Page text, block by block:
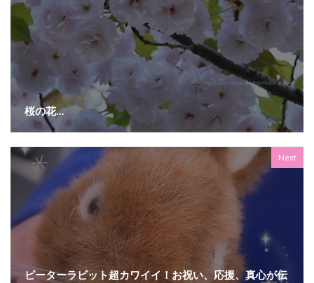
桜の花…
Next
ピーターラビット超カワイイ！お祝い、応援、真心が伝